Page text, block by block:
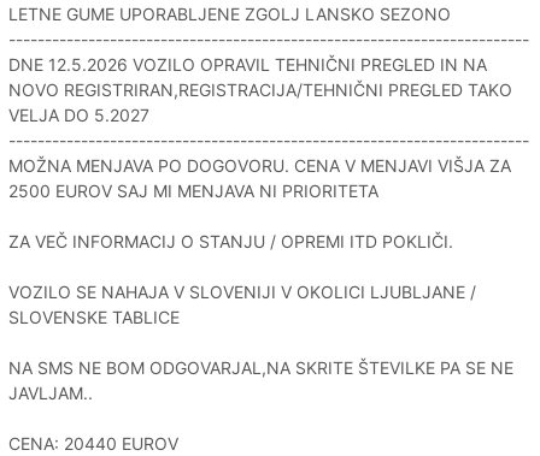
LETNE GUME UPORABLJENE ZGOLJ LANSKO SEZONO
------------------------------------------------------------------------
DNE 12.5.2026 VOZILO OPRAVIL TEHNIČNI PREGLED IN NA
NOVO REGISTRIRAN,REGISTRACIJA/TEHNIČNI PREGLED TAKO
VELJA DO 5.2027
------------------------------------------------------------------------
MOŽNA MENJAVA PO DOGOVORU. CENA V MENJAVI VIŠJA ZA
2500 EUROV SAJ MI MENJAVA NI PRIORITETA
ZA VEČ INFORMACIJ O STANJU / OPREMI ITD POKLIČI.
VOZILO SE NAHAJA V SLOVENIJI V OKOLICI LJUBLJANE /
SLOVENSKE TABLICE
NA SMS NE BOM ODGOVARJAL,NA SKRITE ŠTEVILKE PA SE NE
JAVLJAM..
CENA: 20440 EUROV